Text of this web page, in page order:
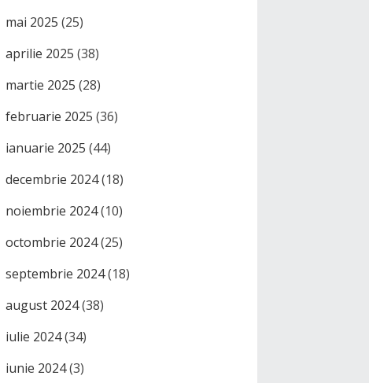
mai 2025 (25)
aprilie 2025 (38)
martie 2025 (28)
februarie 2025 (36)
ianuarie 2025 (44)
decembrie 2024(18)
noiembrie 2024(10)
octombrie 2024(25)
septembrie 2024(18)
august 2024(38)
iulie 2024(34)
iunie 2024(3)